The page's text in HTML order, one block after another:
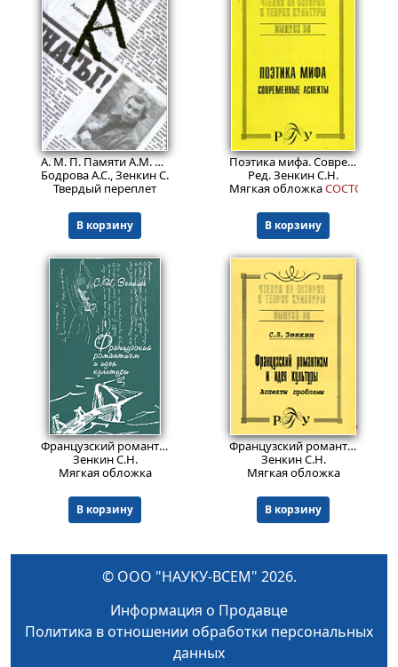
757₽
А. М. П. Памяти А.М. Пескова
Бодрова А.С., Зенкин С.Н., Лямина Е.Э., Мазур Н.Н., Мильчина
Твердый переплет
В корзину
899₽
Поэтика мифа. Современные аспекты.
Ред. Зенкин С.Н.
Мягкая обложкаСОСТОЯНИЕ:
В корзину
Пред.заказ!
Французский романтизм и идея культуры. Непригодность, множественность и относительность в литературе
Зенкин С.Н.
Мягкая обложка
В корзину
Пред.заказ! 1364 ₽
Французский романтизм и идея культуры. Аспекты проблемы. Серия: Чтения по истории и теории культуры
Зенкин С.Н.
Мягкая обложка
В корзину
© ООО "НАУКУ-ВСЕМ" 2026.
Информация о Продавце
Политика в отношении обработки персональных
данных